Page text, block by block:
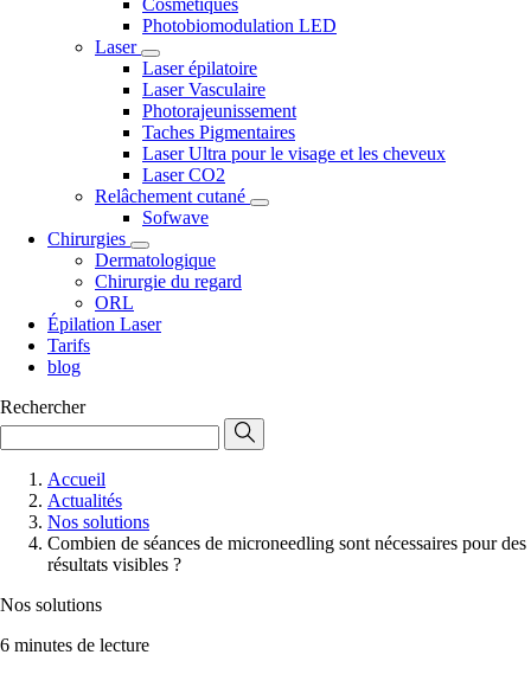
Cosmétiques
Photobiomodulation LED
Laser
Laser épilatoire
Laser Vasculaire
Photorajeunissement
Taches Pigmentaires
Laser Ultra pour le visage et les cheveux
Laser CO2
Relâchement cutané
Sofwave
Chirurgies
Dermatologique
Chirurgie du regard
ORL
Épilation Laser
Tarifs
blog
Rechercher
Accueil
Actualités
Nos solutions
Combien de séances de microneedling sont nécessaires pour des
résultats visibles ?
Nos solutions
6 minutes de lecture